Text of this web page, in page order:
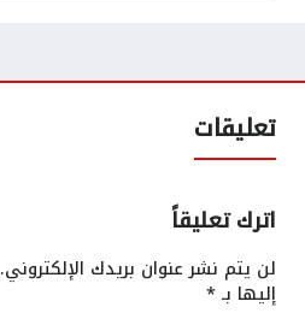
تعليقات
اترك تعليقاً
لن يتم نشر عنوان بريدك الإلكتروني.
إليها بـ*